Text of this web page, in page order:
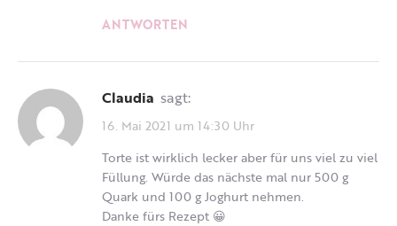
ANTWORTEN
Claudia sagt:
16. Mai 2021 um 14:30 Uhr
Torte ist wirklich lecker aber für uns viel zu viel
Füllung. Würde das nächste mal nur 500 g
Quark und 100 g Joghurt nehmen.
Danke fürs Rezept 😀